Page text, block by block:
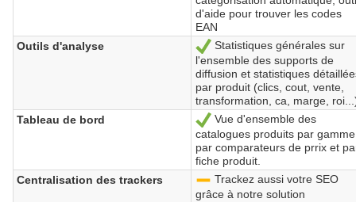
d'aide pour trouver les codes
EAN
Outils d'analyse
Sí
Statistiques générales sur
l'ensemble des supports de
diffusion et statistiques
par produit (clics, cout, vente,
transformation, ca, marge,
Tableau de bord
Sí
Vue d'ensemble des
catalogues produits par
par comparateurs de prrix et
fiche produit.
Centralisation des trackers
-Trackez aussi votre SEO
grâce à notre solution